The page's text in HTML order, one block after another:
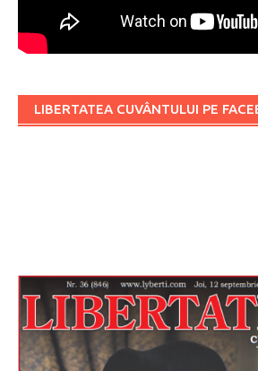
LIBERTATEA CUVÂNTULUI PE